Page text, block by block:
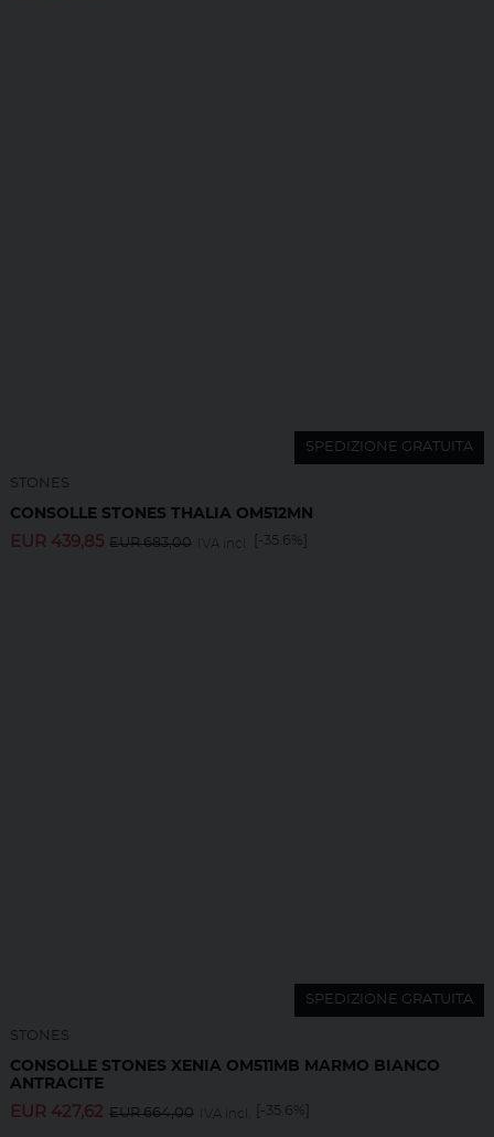
SPEDIZIONE GRATUITA
STONES
CONSOLLE STONES THALIA OM512MN
EUR 439,85 EUR683,00 IVA incl. [-35.6%]
SPEDIZIONE GRATUITA
STONES
CONSOLLE STONES XENIA OM511MB MARMO BIANCO
ANTRACITE
EUR 427,62 EUR664,00 IVA incl. [-35.6%]